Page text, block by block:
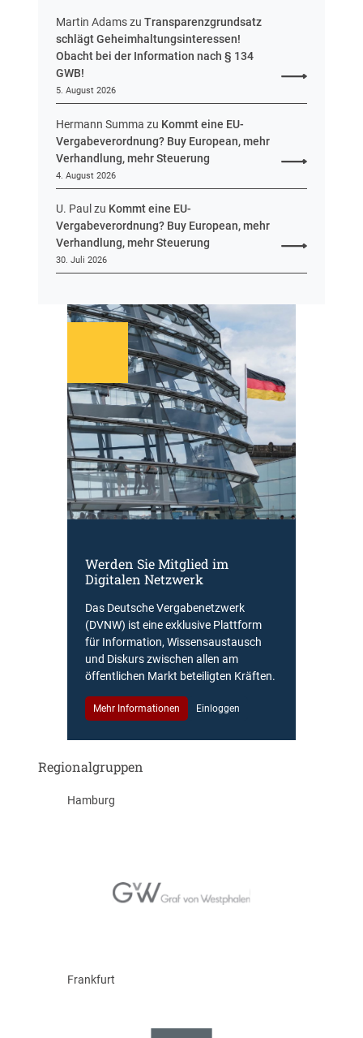
Martin AdamszuTransparenzgrundsatz
schlägt Geheimhaltungsinteressen!
Obacht bei der Information nach § 134
GWB!
5. August 2026
Hermann Summa zu Kommt eine EU-
Vergabeverordnung? Buy European, mehr
Verhandlung, mehr Steuerung
4. August 2026
U. Paul zu Kommt eine EU-
Vergabeverordnung? Buy European, mehr
Verhandlung, mehr Steuerung
30. Juli 2026
Werden Sie Mitglied im
Digitalen Netzwerk
Das Deutsche Vergabenetzwerk
(DVNW) ist eine exklusive Plattform
für Information, Wissensaustausch
und Diskurs zwischen allen am
öffentlichen Markt beteiligten Kräften.
Mehr Informationen Einloggen
Regionalgruppen
Hamburg
Frankfurt